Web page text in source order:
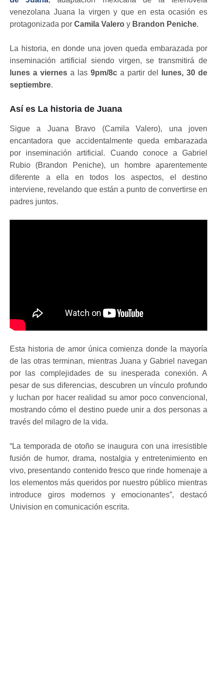
venezolana Juana la virgen y que en esta ocasión es
protagonizada por Camila Valero y Brandon Peniche.
La historia, en donde una joven queda embarazada por
inseminación artificial siendo virgen, se transmitirá de
lunes a viernes a las 9pm/8c a partir del
lunes, 30 de
septiembre.
Así es La historia de Juana
Sigue a Juana Bravo (Camila Valero), una joven
encantadora que accidentalmente queda embarazada
por inseminación artificial. Cuando conoce a Gabriel
Rubio (Brandon Peniche), un hombre aparentemente
diferente a ella en todos los aspectos, el destino
interviene, revelando que están a punto de convertirse en
padres juntos.
Esta historia de amor única comienza donde la mayoría
de las otras terminan, mientras Juana y Gabriel navegan
por las complejidades de su inesperada conexión. A
pesar de sus diferencias, descubren un vínculo profundo
y luchan por hacer realidad su amor poco convencional,
mostrando cómo el destino puede unir a dos personas a
través del milagro de la vida.
“La temporada de otoño se inaugura con una irresistible
fusión de humor, drama, nostalgia y entretenimiento en
vivo, presentando contenido fresco que rinde homenaje a
los elementos más queridos por nuestro público mientras
introduce giros modernos y emocionantes”, destacó
Univision en comunicación escrita.